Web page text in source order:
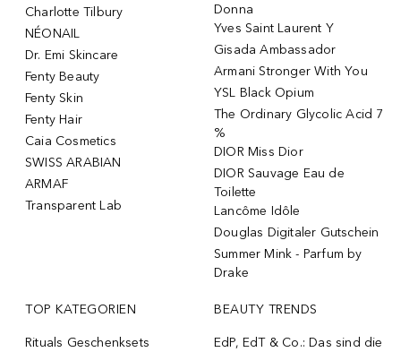
Charlotte Tilbury
NÉONAIL
Dr. Emi Skincare
Fenty Beauty
Fenty Skin
Fenty Hair
Caia Cosmetics
SWISS ARABIAN
ARMAF
Transparent Lab
Donna
Yves Saint Laurent Y
Gisada Ambassador
Armani Stronger With You
YSL Black Opium
The Ordinary Glycolic Acid 7
%
DIOR Miss Dior
DIOR Sauvage Eau de
Toilette
Lancôme Idôle
Douglas Digitaler Gutschein
Summer Mink - Parfum by
Drake
TOP KATEGORIEN
Rituals Geschenksets
BEAUTY TRENDS
EdP, EdT & Co.: Das sind die